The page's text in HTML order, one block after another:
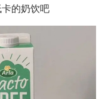
的奶饮吧